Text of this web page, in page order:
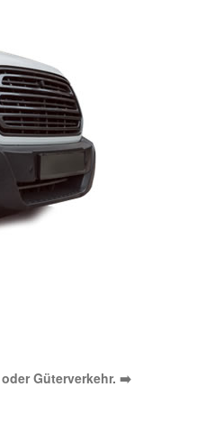
Güterverkehr. ➡️